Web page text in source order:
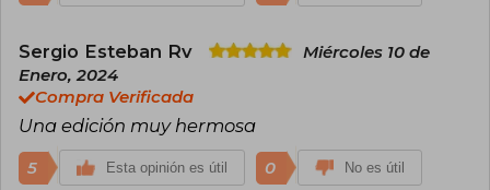
Sergio Esteban Rv
Miércoles 10 de
Enero, 2024
Compra Verificada
Una edición muy hermosa
5 Esta opinión es útil 0 No es útil